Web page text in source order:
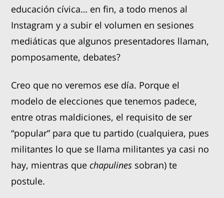
educación cívica… en fin, a todo menos al
Instagram y a subir el volumen en sesiones
mediáticas que algunos presentadores llaman,
pomposamente, debates?
Creo que no veremos ese día. Porque el
modelo de elecciones que tenemos padece,
entre otras maldiciones, el requisito de ser
“popular” para que tu partido (cualquiera, pues
militantes lo que se llama militantes ya casi no
hay, mientras que chapulines sobran) te
postule.